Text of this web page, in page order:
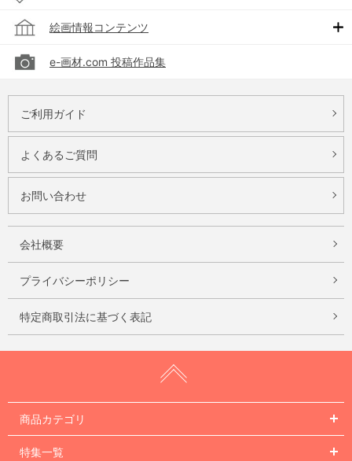
絵画情報コンテンツ
e-画材.com 投稿作品集
ご利用ガイド
よくあるご質問
お問い合わせ
会社概要
プライバシーポリシー
特定商取引法に基づく表記
商品カテゴリ
特集一覧